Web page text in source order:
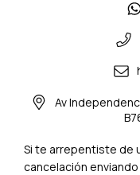
Av
Si te arrepentiste de
cancelación